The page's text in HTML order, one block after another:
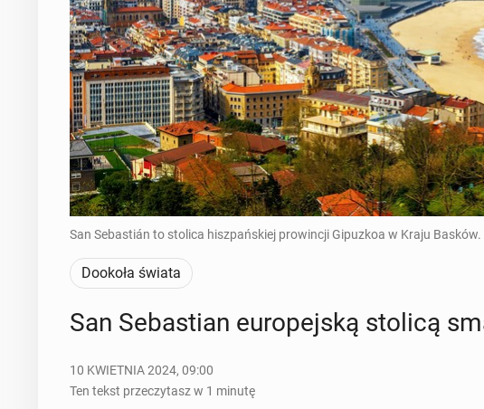
San Sebastián to stolica hiszpańskiej prowincji Gipuzkoa w Kraju
Dookoła świata
San Se­ba­stian eu­ro­pej­ską stolicą
10 KWIETNIA 2024, 09:00
Ten tekst przeczytasz w 1 minutę